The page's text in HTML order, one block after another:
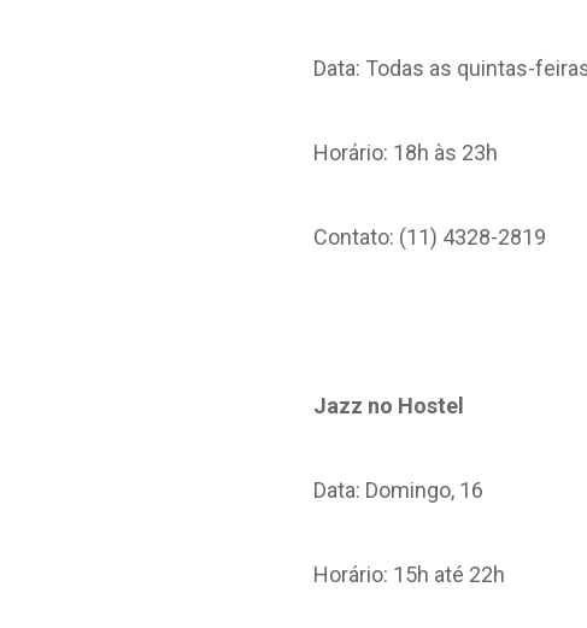
Data: Todas as quintas-
Horário: 18h às 23h
Contato: (11) 4328-2819
Jazz no Hostel
Data: Domingo, 16
Horário: 15h até 22h